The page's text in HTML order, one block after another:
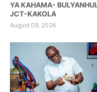
YA KAHAMA-
JCT-KAKOLA
August 09, 2026